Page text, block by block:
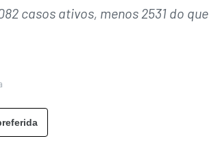
casos ativos, menos 2531 do que